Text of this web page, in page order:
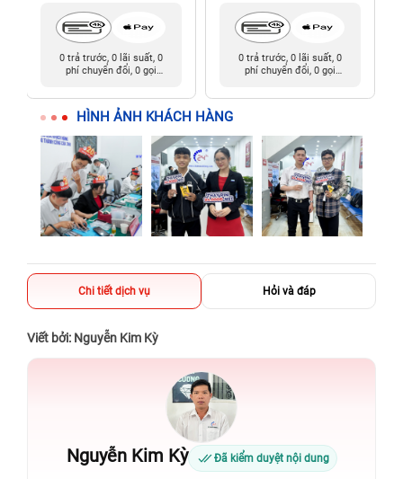
0 trả trước, 0 lãi suất, 0
phí chuyển đổi, 0 gọi
0 trả trước, 0 lãi suất, 0
phí chuyển đổi, 0 gọi
HÌNH ẢNH KHÁCH HÀNG
Chi tiết dịch vụ Hỏi và đáp
Viết bởi: Nguyễn Kim Kỳ
Nguyễn Kim Kỳ Đã kiểm duyệt nội dung